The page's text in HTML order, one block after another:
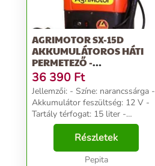
AGRIMOTOR SX-15D
AKKUMULÁTOROS HÁTI
PERMETEZŐ -
NARANCSSÁRGA
36 390 Ft
Jellemzői: - Színe: narancssárga -
Akkumulátor feszültség: 12 V -
Tartály térfogat: 15 liter -
Szállítási teljesítmény: 1,6 l/perc -
Üzemi nyomás 4 bar - Üzemidő: 4
óra - Hosszúság: 400 mm -
Részletek
Pepita